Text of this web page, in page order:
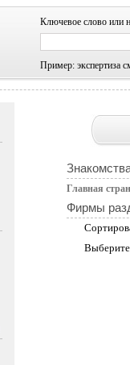
Ключевое слово или
Пример: экспертиза
Главная
Фирмы